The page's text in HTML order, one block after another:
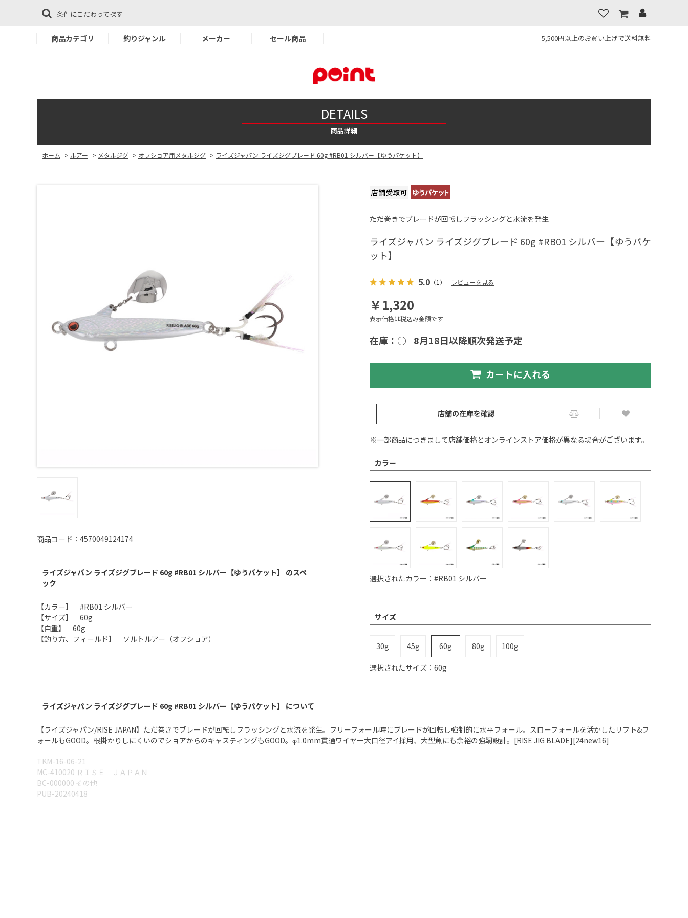
条件にこだわって探す
商品カテゴリ 釣りジャンル メーカー セール商品 5,500円以上のお買い上げで送料無料
DETAILS
商品詳細
ホーム > ルアー > メタルジグ > オフショア用メタルジグ > ライズジャパン ライズジグブレード 60g #RB01 シルバー【ゆうパケット】
商品コード：4570049124174
ライズジャパン ライズジグブレード 60g #RB01 シルバー【ゆうパケット】 のスペ
ック
【カラー】 #RB01 シルバー
【サイズ】 60g
【自重】 60g
【釣り方、フィールド】 ソルトルアー（オフショア）
ただ巻きでブレードが回転しフラッシングと水流を発生
ライズジャパン ライズジグブレード 60g #RB01 シルバー【ゆうパケ
ット】
5.0 （1） レビューを見る
￥1,320
表示価格は税込み金額です
在庫：○ 8月18日以降順次発送予定
カートに入れる
店舗の在庫を確認
※一部商品につきまして店舗価格とオンラインストア価格が異なる場合がございます。
カラー
選択されたカラー：#RB01 シルバー
サイズ
30g 45g 60g 80g 100g
選択されたサイズ：60g
ライズジャパン ライズジグブレード 60g #RB01 シルバー【ゆうパケット】 について
【ライズジャパン/RISE JAPAN】ただ巻きでブレードが回転しフラッシングと水流を発生。フリーフォール時にブレードが回転し強制的に水平フォール。スローフォールを活かしたリフト&フ
ォールもGOOD。根掛かりしにくいのでショアからのキャスティングもGOOD。φ1.0mm貫通ワイヤー大口径アイ採用、大型魚にも余裕の強靭設計。[RISE JIG BLADE][24new16]
TKM-16-06-21
MC-410020 ＲＩＳＥ ＪＡＰＡＮ
BC-000000 その他
PUB-20240418